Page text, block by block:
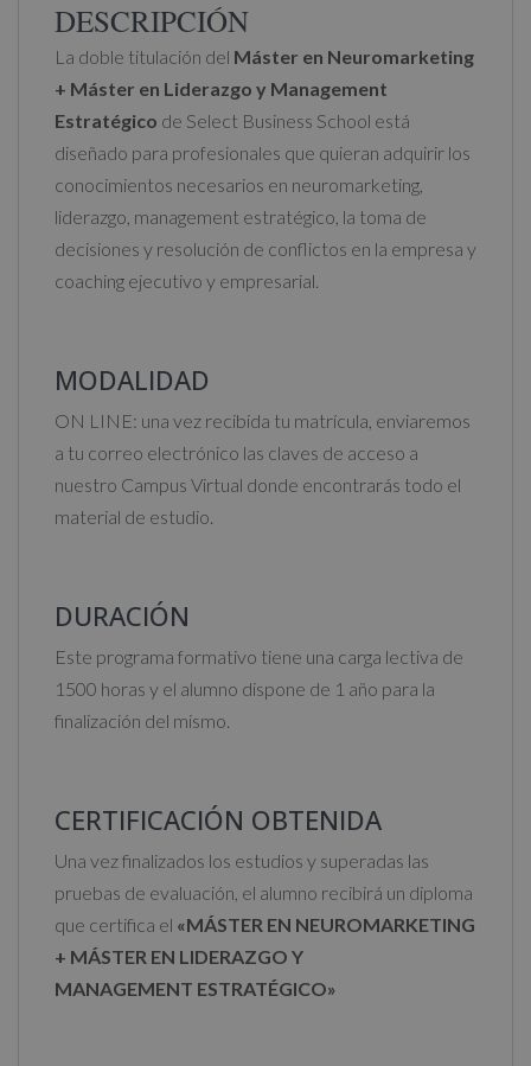
DESCRIPCIÓN
La doble titulación del Máster en Neuromarketing
+ Máster en Liderazgo y Management
Estratégico de Select Business School está
diseñado para profesionales que quieran adquirir los
conocimientos necesarios en neuromarketing,
liderazgo, management estratégico, la toma de
decisiones y resolución de conflictos en la empresa y
coaching ejecutivo y empresarial.
MODALIDAD
ON LINE: una vez recibida tu matrícula, enviaremos
a tu correo electrónico las claves de acceso a
nuestro Campus Virtual donde encontrarás todo el
material de estudio.
DURACIÓN
Este programa formativo tiene una carga lectiva de
1500 horas y el alumno dispone de 1 año para la
finalización del mismo.
CERTIFICACIÓN OBTENIDA
Una vez finalizados los estudios y superadas las
pruebas de evaluación, el alumno recibirá un diploma
que certifica el «MÁSTER EN NEUROMARKETING
+ MÁSTER EN LIDERAZGO Y
MANAGEMENT ESTRATÉGICO»